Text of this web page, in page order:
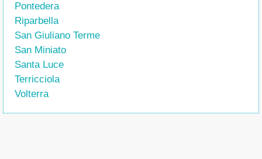
Pontedera
Riparbella
San Giuliano Terme
San Miniato
Santa Luce
Terricciola
Volterra